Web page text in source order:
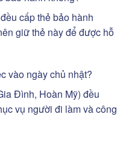
cấp thẻ bảo hành
giữ thẻ này để được hỗ
vào ngày chủ nhật?
Đình, Hoàn Mỹ) đều
vụ người đi làm và công